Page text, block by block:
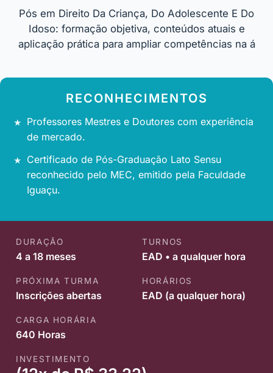
Pós em Direito Da Criança, Do Adolescente E Do
Idoso: formação objetiva, conteúdos atuais e
aplicação prática para ampliar competências na á
RECONHECIMENTOS
Professores Mestres e Doutores com experiência
de mercado.
Certificado de Pós-Graduação Lato Sensu
reconhecido pelo MEC, emitido pela Faculdade
Iguaçu.
DURAÇÃO
4 a 18 meses
TURNOS
EAD • a qualquer hora
PRÓXIMA TURMA
Inscrições abertas
HORÁRIOS
EAD (a qualquer hora)
CARGA HORÁRIA
640 Horas
INVESTIMENTO